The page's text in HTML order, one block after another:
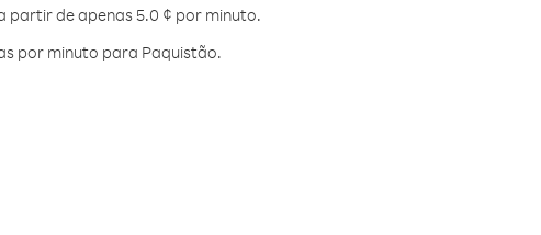
partir de apenas 5.0 ¢ por minuto.
por minuto para Paquistão.